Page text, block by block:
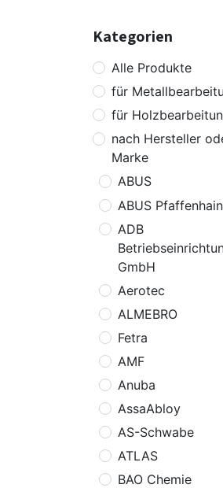
Kategorien
Alle Produkte
für
für
nach Hersteller
Marke
ABUS
ABUS Pfaffenhain
ADB
GmbH
Aerotec
ALMEBRO
Fetra
AMF
Anuba
AssaAbloy
AS-Schwabe
ATLAS
BAO Chemie